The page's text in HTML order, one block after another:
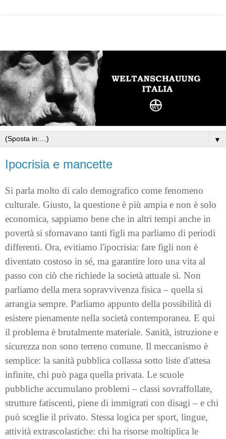
▼
Ipocrisia e mancette
Si parla molto di calo demografico come fenomeno
culturale. Giusto, la questione è più ampia e non è solo
economica, sappiamo bene che in altri tempi anche in
povertà si sfornavano tanti figli ma parliamo di periodi
differenti. Ora, evitiamo l'ipocrisia: fare figli non è
diventato costoso in sé, ma garantire loro una vita al
passo con ciò che richiede la società attuale sì. Non
parliamo della mera sopravvivenza fisica – quella si
arrangia sempre. Parliamo appunto della possibilità di
esistere pienamente nella società contemporanea. E qui
il problema è brutalmente materiale. Sanità, istruzione e
sicurezza non sono terreno comune. Il meccanismo è
semplice: la sanità pubblica collassa sotto liste d'attesa
infinite, chi può paga quella privata. Le scuole
pubbliche accumulano problemi – classi sovraffollate,
strutture fatiscenti, piene di immigrati con disagi – e chi
può sceglie il privato. Stessa logica per sport, lingue,
attività extrascolastiche: chi ha risorse moltiplica le